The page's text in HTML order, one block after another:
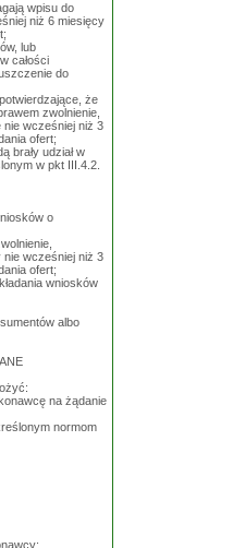
wpisu do
niż 6 miesięcy
lub
całości
do
że
zwolnienie,
nie wcześniej niż 3
ofert;
brały udział w
w pkt III.4.2.
o
nie wcześniej niż 3
ofert;
wniosków
albo
na żądanie
normom